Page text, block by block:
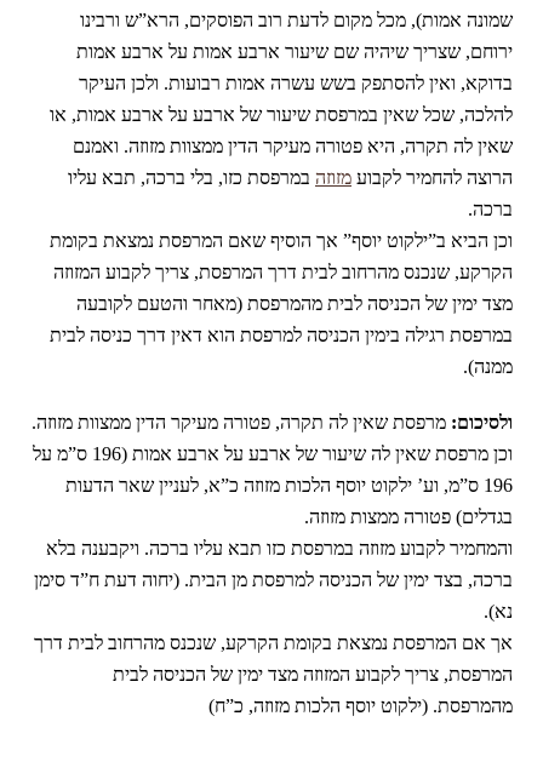
שמונה אמות), מכל מקום לדעת רוב הפוסקים, הרא”ש ורבינו
ירוחם, שצריך שיהיה שם שיעור ארבע אמות על ארבע אמות
בדוקא, ואין להסתפק בשש עשרה אמות רבועות. ולכן העיקר
להלכה, שכל שאין במרפסת שיעור של ארבע על ארבע אמות, או
שאין לה תקרה, היא פטורה מעיקר הדין ממצוות מזוזה. ואמנם
הרוצה להחמיר לקבוע מזוזה במרפסת כזו, בלי ברכה, תבא עליו
ברכה.
וכן הביא ב”ילקוט יוסף” אך הוסיף שאם המרפסת נמצאת בקומת
הקרקע, שנכנס מהרחוב לבית דרך המרפסת, צריך לקבוע המזוזה
מצד ימין של הכניסה לבית מהמרפסת (מאחר והטעם לקובעה
במרפסת רגילה בימין הכניסה למרפסת הוא דאין דרך כניסה לבית
ממנה).
ולסיכום: מרפסת שאין לה תקרה, פטורה מעיקר הדין ממצוות מזוזה.
וכן מרפסת שאין לה שיעור של ארבע על ארבע אמות (196 ס”מ על
196 ס”מ, וע’ ילקוט יוסף הלכות מזוזה כ”א, לעניין שאר הדעות
בגדלים) פטורה ממצות מזוזה.
והמחמיר לקבוע מזוזה במרפסת כזו תבא עליו ברכה. ויקבענה בלא
ברכה, בצד ימין של הכניסה למרפסת מן הבית. (יחוה דעת ח”ד סימן
נא).
אך אם המרפסת נמצאת בקומת הקרקע, שנכנס מהרחוב לבית דרך
המרפסת, צריך לקבוע המזוזה מצד ימין של הכניסה לבית
מהמרפסת. (ילקוט יוסף הלכות מזוזה, כ”ח)